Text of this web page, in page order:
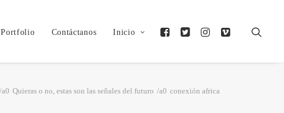
Portfolio Contáctanos Inicio
Quieras o no, estas son las señales del futuro conexión africa